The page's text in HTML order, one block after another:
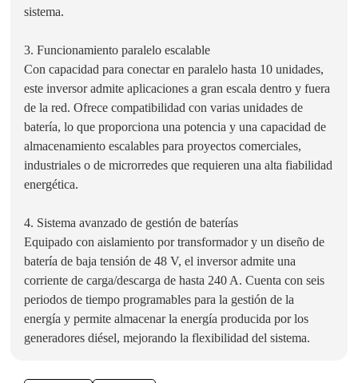
sistema.
3. Funcionamiento paralelo escalable
Con capacidad para conectar en paralelo hasta 10 unidades,
este inversor admite aplicaciones a gran escala dentro y fuera
de la red. Ofrece compatibilidad con varias unidades de
batería, lo que proporciona una potencia y una capacidad de
almacenamiento escalables para proyectos comerciales,
industriales o de microrredes que requieren una alta fiabilidad
energética.
4. Sistema avanzado de gestión de baterías
Equipado con aislamiento por transformador y un diseño de
batería de baja tensión de 48 V, el inversor admite una
corriente de carga/descarga de hasta 240 A. Cuenta con seis
periodos de tiempo programables para la gestión de la
energía y permite almacenar la energía producida por los
generadores diésel, mejorando la flexibilidad del sistema.